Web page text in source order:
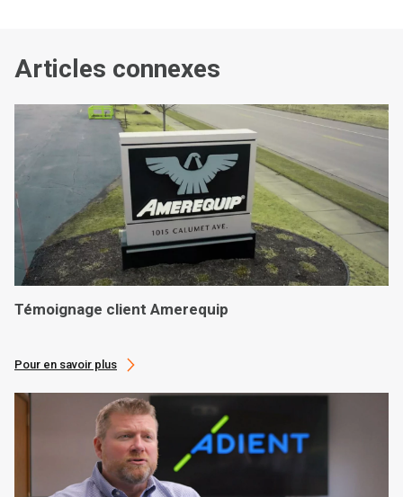
Articles connexes
Témoignage client Amerequip
Pour en savoir plus